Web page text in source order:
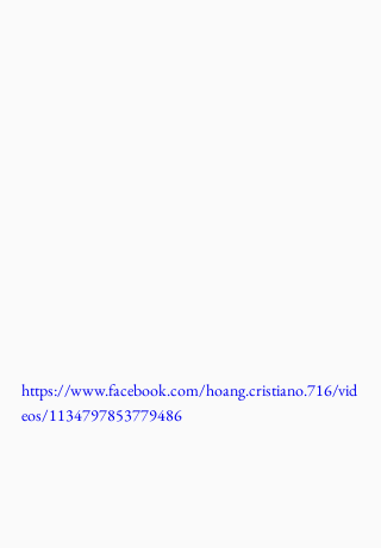
https://www.facebook.com/hoang.cristiano.716/vid
eos/1134797853779486